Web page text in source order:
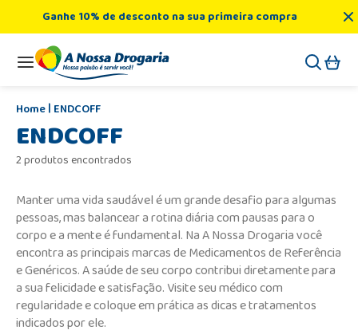
Ganhe 10% de desconto na sua primeira compra
ENDCOFF
ENDCOFF
2 produtos encontrados
Manter uma vida saudável é um grande desafio para algumas
pessoas, mas balancear a rotina diária com pausas para o
corpo e a mente é fundamental. Na A Nossa Drogaria você
encontra as principais marcas de Medicamentos de Referência
e Genéricos. A saúde de seu corpo contribui diretamente para
a sua felicidade e satisfação. Visite seu médico com
regularidade e coloque em prática as dicas e tratamentos
indicados por ele.